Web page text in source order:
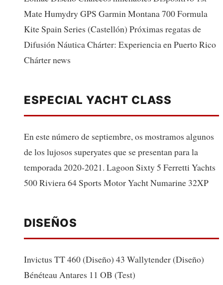
Mate Humydry GPS Garmin Montana 700 Formula
Kite Spain Series (Castellón) Próximas regatas de
Difusión Náutica Chárter: Experiencia en Puerto Rico
Chárter news
ESPECIAL YACHT CLASS
En este número de septiembre, os mostramos algunos
de los lujosos superyates que se presentan para la
temporada 2020-2021. Lagoon Sixty 5 Ferretti Yachts
500 Riviera 64 Sports Motor Yacht Numarine 32XP
DISEÑOS
Invictus TT 460 (Diseño) 43 Wallytender (Diseño)
Bénéteau Antares 11 OB (Test)